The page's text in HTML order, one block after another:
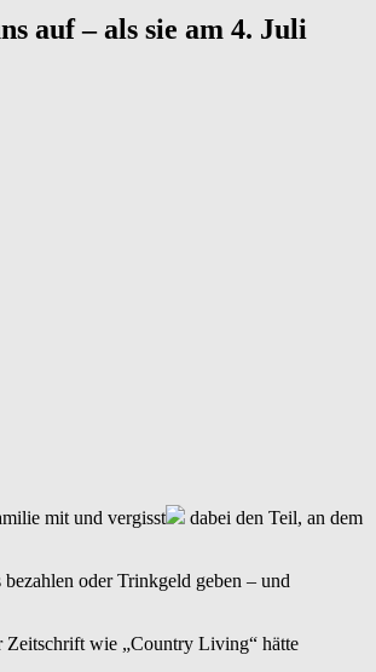
auf – als sie am 4. Juli
mit und vergisst
dabei den Teil, an dem
oder Trinkgeld geben – und
Zeitschrift wie „Country Living“ hätte